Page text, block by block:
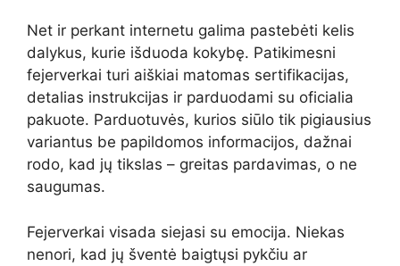
Net ir perkant internetu galima pastebėti kelis
dalykus, kurie išduoda kokybę. Patikimesni
fejerverkai turi aiškiai matomas sertifikacijas,
detalias instrukcijas ir parduodami su oficialia
pakuote. Parduotuvės, kurios siūlo tik pigiausius
variantus be papildomos informacijos, dažnai
rodo, kad jų tikslas – greitas pardavimas, o ne
saugumas.
Fejerverkai visada siejasi su emocija. Niekas
nenori, kad jų šventė baigtųsi pykčiu ar